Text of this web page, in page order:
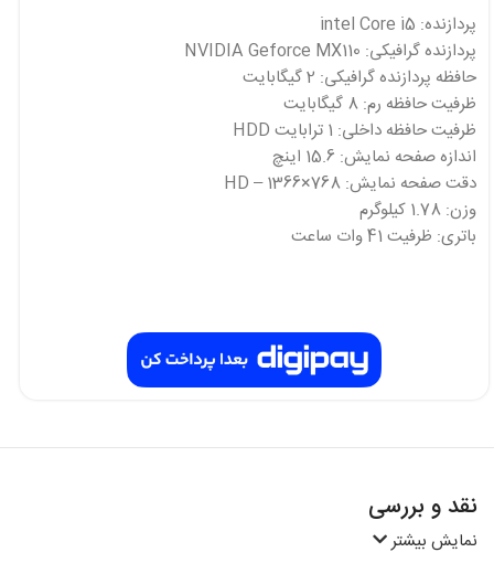
پردازنده: intel Core i5
پردازنده گرافیکی: NVIDIA Geforce MX110
حافظه پردازنده گرافیکی: 2 گیگابایت
ظرفیت حافظه رم: 8 گیگابایت
ظرفیت حافظه داخلی: 1 ترابایت HDD
اندازه صفحه نمایش: 15.6 اینچ
دقت صفحه نمایش: HD – 1366×768
وزن: 1.78 کیلوگرم
باتری: ظرفیت 41 وات ساعت
نقد و بررسی
نمایش بیشتر